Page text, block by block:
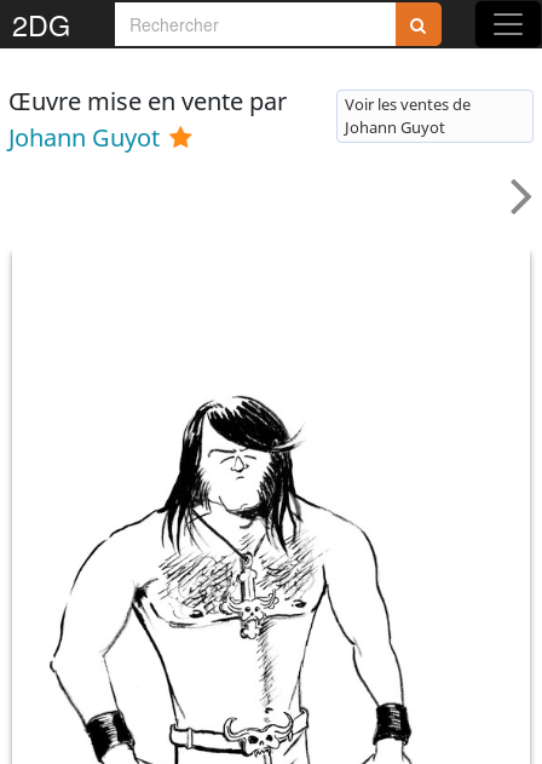
2DG
Œuvre mise en vente par
Johann Guyot
Voir les ventes de
Johann Guyot